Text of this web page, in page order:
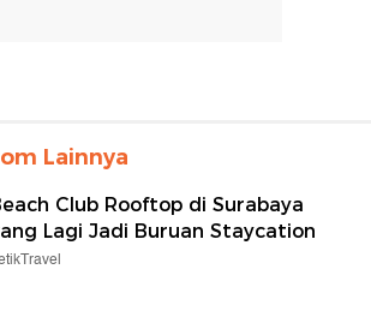
Lainnya
Club Rooftop di Surabaya
Lagi Jadi Buruan Staycation